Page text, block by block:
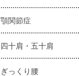
顎関節症
四十肩・五十肩
ぎっくり腰